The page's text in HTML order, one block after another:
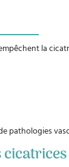
la
pathologies
cicatrices